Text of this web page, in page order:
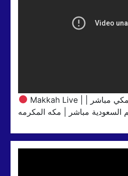
Makkah Live | مكة مباشر | الحرم المكي مباشر |
السعودية مباشر | مكه المكرمه